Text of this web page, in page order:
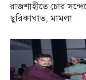
রাজশাহীতে চোর
ছুরিকাঘাত, মামলা